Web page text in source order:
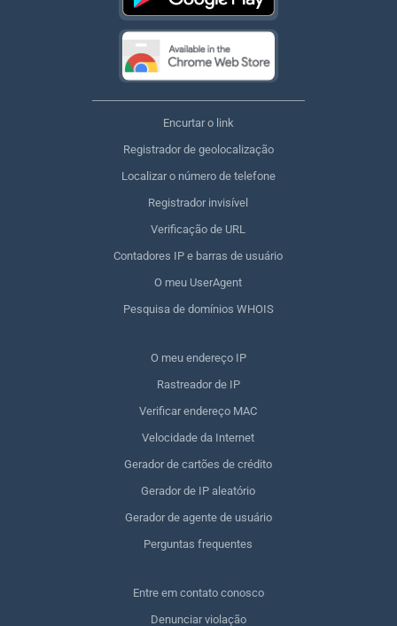
Encurtar o link
Registrador de geolocalização
Localizar o número de telefone
Registrador invisível
Verificação de URL
Contadores IP e barras de usuário
O meu UserAgent
Pesquisa de domínios WHOIS
O meu endereço IP
Rastreador de IP
Verificar endereço MAC
Velocidade da Internet
Gerador de cartões de crédito
Gerador de IP aleatório
Gerador de agente de usuário
Perguntas frequentes
Entre em contato conosco
Denunciar violação